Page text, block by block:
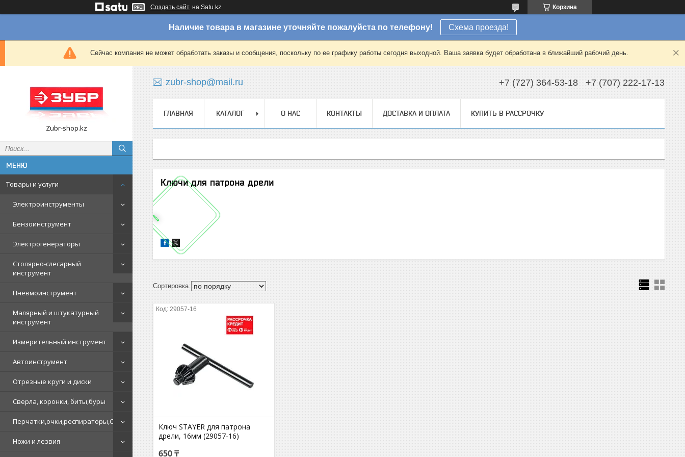
Создать сайт на Satu.kz Корзина
Наличие товара в магазине уточняйте пожалуйста по телефону! Схема проезда!
Сейчас компания не может обработать заказы и сообщения, поскольку по ее графику работы сегодня выходной. Ваша заявка будет обработана в ближайший рабочий день.
Zubr-shop.kz
Товары и услуги
Электроинструменты
Бензоинструмент
Электрогенераторы
Столярно-слесарный
инструмент
Пневмоинструмент
Малярный и штукатурный
инструмент
Измерительный инструмент
Автоинструмент
Отрезные круги и диски
Сверла, коронки, биты,буры
Перчатки,очки,респираторы,СИЗ
Ножи и лезвия
zubr-shop@mail.ru +7 (727) 364-53-18 +7 (707) 222-17-13
ГЛАВНАЯ КАТАЛОГ О НАС КОНТАКТЫ ДОСТАВКА И ОПЛАТА КУПИТЬ В РАССРОЧКУ
Ключи для патрона дрели
29057-16
Ключ STAYER для патрона
дрели, 16мм (29057-16)
650 ₸